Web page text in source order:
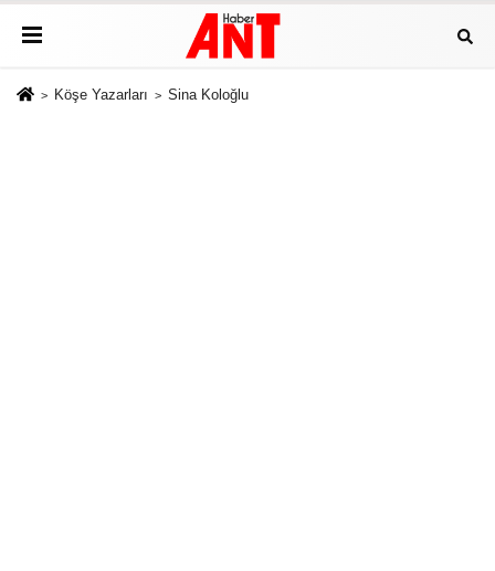
Köşe Yazarları Sina Koloğlu